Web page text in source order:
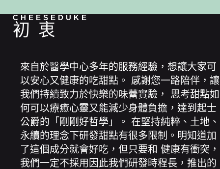
CHEESEDUKE
初衷
來自於醫學中心多年的服務經驗，想讓大家可
以安心又健康的吃甜點。 感謝您一路陪伴，讓
我們持續致力於快樂的味蕾實驗， 思考甜點如
何可以療癒心靈又能減少身體負擔，達到起士
公爵的「剛剛好哲學」。 在堅持純粹、土地、
永續的理念下研發甜點有很多限制。明知道加
了這個成分就會好吃，但只要和 健康有衝突，
我們一定不採用因此我們研發時程長，推出的